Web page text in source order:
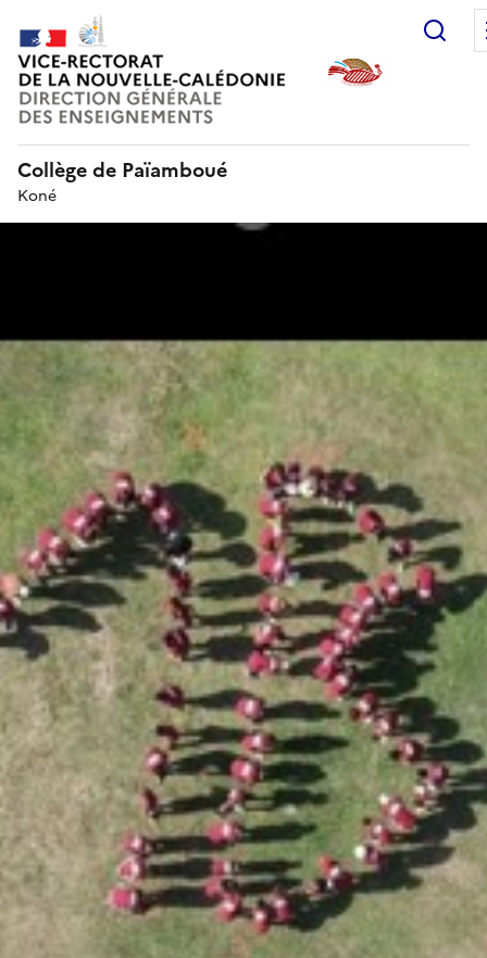
Collège de Païamboué
Koné